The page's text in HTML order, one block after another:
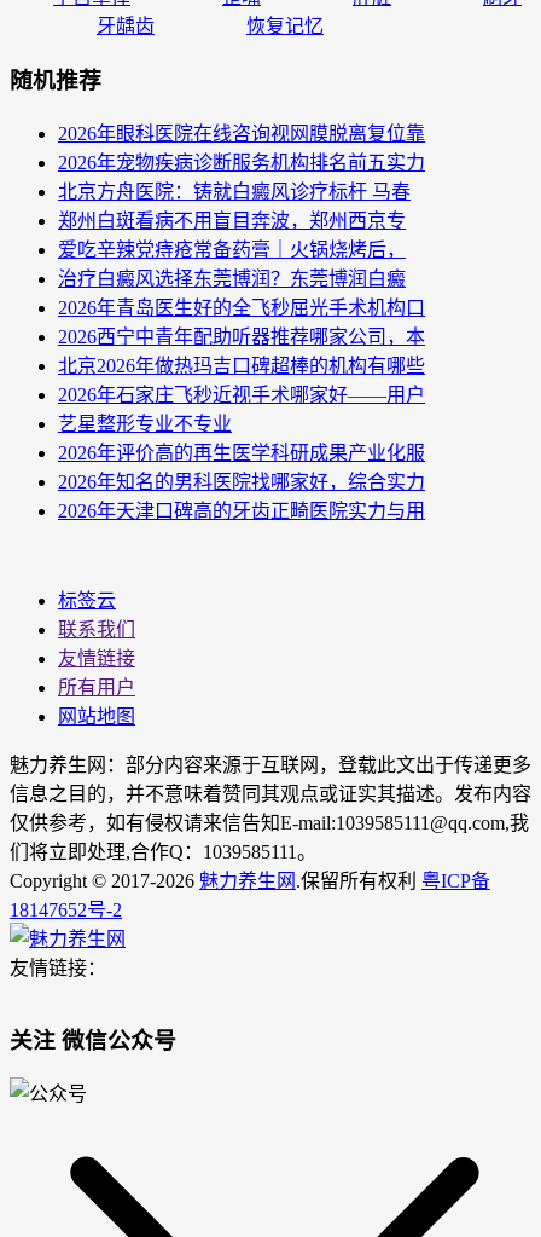
牙龋齿
恢复记忆
随机推荐
2026年眼科医院在线咨询视网膜脱离复位靠
2026年宠物疾病诊断服务机构排名前五实力
北京方舟医院：铸就白癜风诊疗标杆 马春
郑州白斑看病不用盲目奔波，郑州西京专
爱吃辛辣党痔疮常备药膏｜火锅烧烤后，
治疗白癜风选择东莞博润？东莞博润白癜
2026年青岛医生好的全飞秒屈光手术机构口
2026西宁中青年配助听器推荐哪家公司，本
北京2026年做热玛吉口碑超棒的机构有哪些
2026年石家庄飞秒近视手术哪家好——用户
艺星整形专业不专业
2026年评价高的再生医学科研成果产业化服
2026年知名的男科医院找哪家好，综合实力
2026年天津口碑高的牙齿正畸医院实力与用
标签云
联系我们
友情链接
所有用户
网站地图
魅力养生网：部分内容来源于互联网，登载此文出于传递更多
信息之目的，并不意味着赞同其观点或证实其描述。发布内容
仅供参考，如有侵权请来信告知E-mail:1039585111@qq.com,我
们将立即处理,合作Q：1039585111。
Copyright © 2017-2026 魅力养生网 .保留所有权利 粤ICP备
18147652号-2
友情链接：
关注 微信公众号